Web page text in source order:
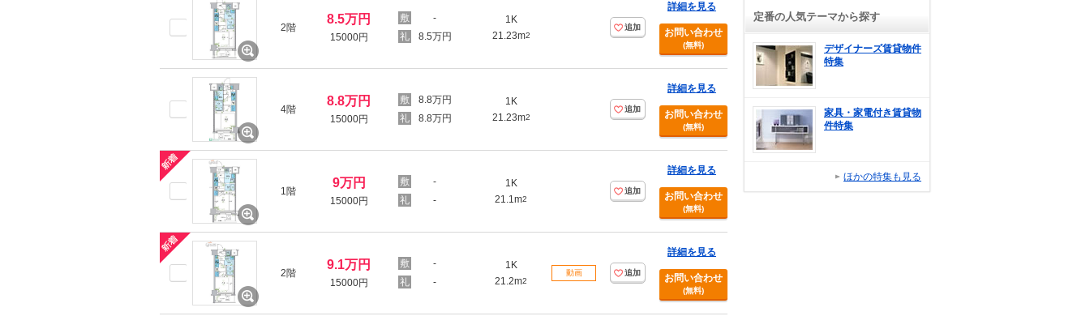
2階
8.5万円
15000円
-
8.5万円
1K
21.23m2
追加
詳細を見る
お問い合わせ
(無料)
4階
8.8万円
15000円
8.8万円
8.8万円
1K
21.23m2
追加
詳細を見る
お問い合わせ
(無料)
1階
9万円
15000円
-
-
1K
21.1m2
追加
詳細を見る
お問い合わせ
(無料)
2階
9.1万円
15000円
-
-
1K
21.2m2
動画 追加
詳細を見る
お問い合わせ
(無料)
定番の人気テーマから探す
デザイナーズ賃貸物件
特集
家具・家電付き賃貸物
件特集
ほかの特集も見る